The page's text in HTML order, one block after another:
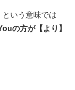
という意味では
の方が【より】